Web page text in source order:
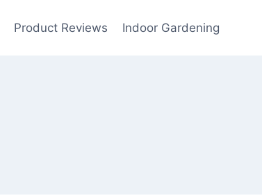
Product Reviews Indoor Gardening